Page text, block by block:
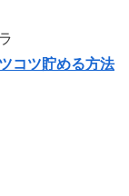
コツ貯める方法